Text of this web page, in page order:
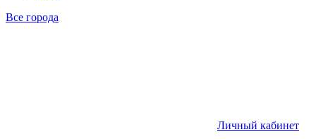
Все города
Личный кабинет